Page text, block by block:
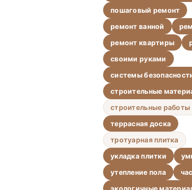
пошаговый ремонт
ремонт ванной
ремонт квартиры
своими руками
системы
строительные
строительные работы
террасная доска
тротуарная плитка
укладка плитки
утепление пола
экологичные